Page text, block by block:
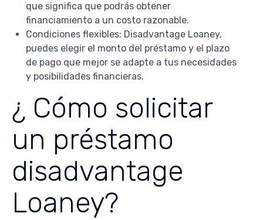
que significa que podrás obtener
financiamiento a un costo razonable.
Condiciones flexibles: Disadvantage Loaney,
puedes elegir el monto del préstamo y el plazo
de pago que mejor se adapte a tus necesidades
y posibilidades financieras.
¿ Cómo solicitar
un préstamo
disadvantage
Loaney?